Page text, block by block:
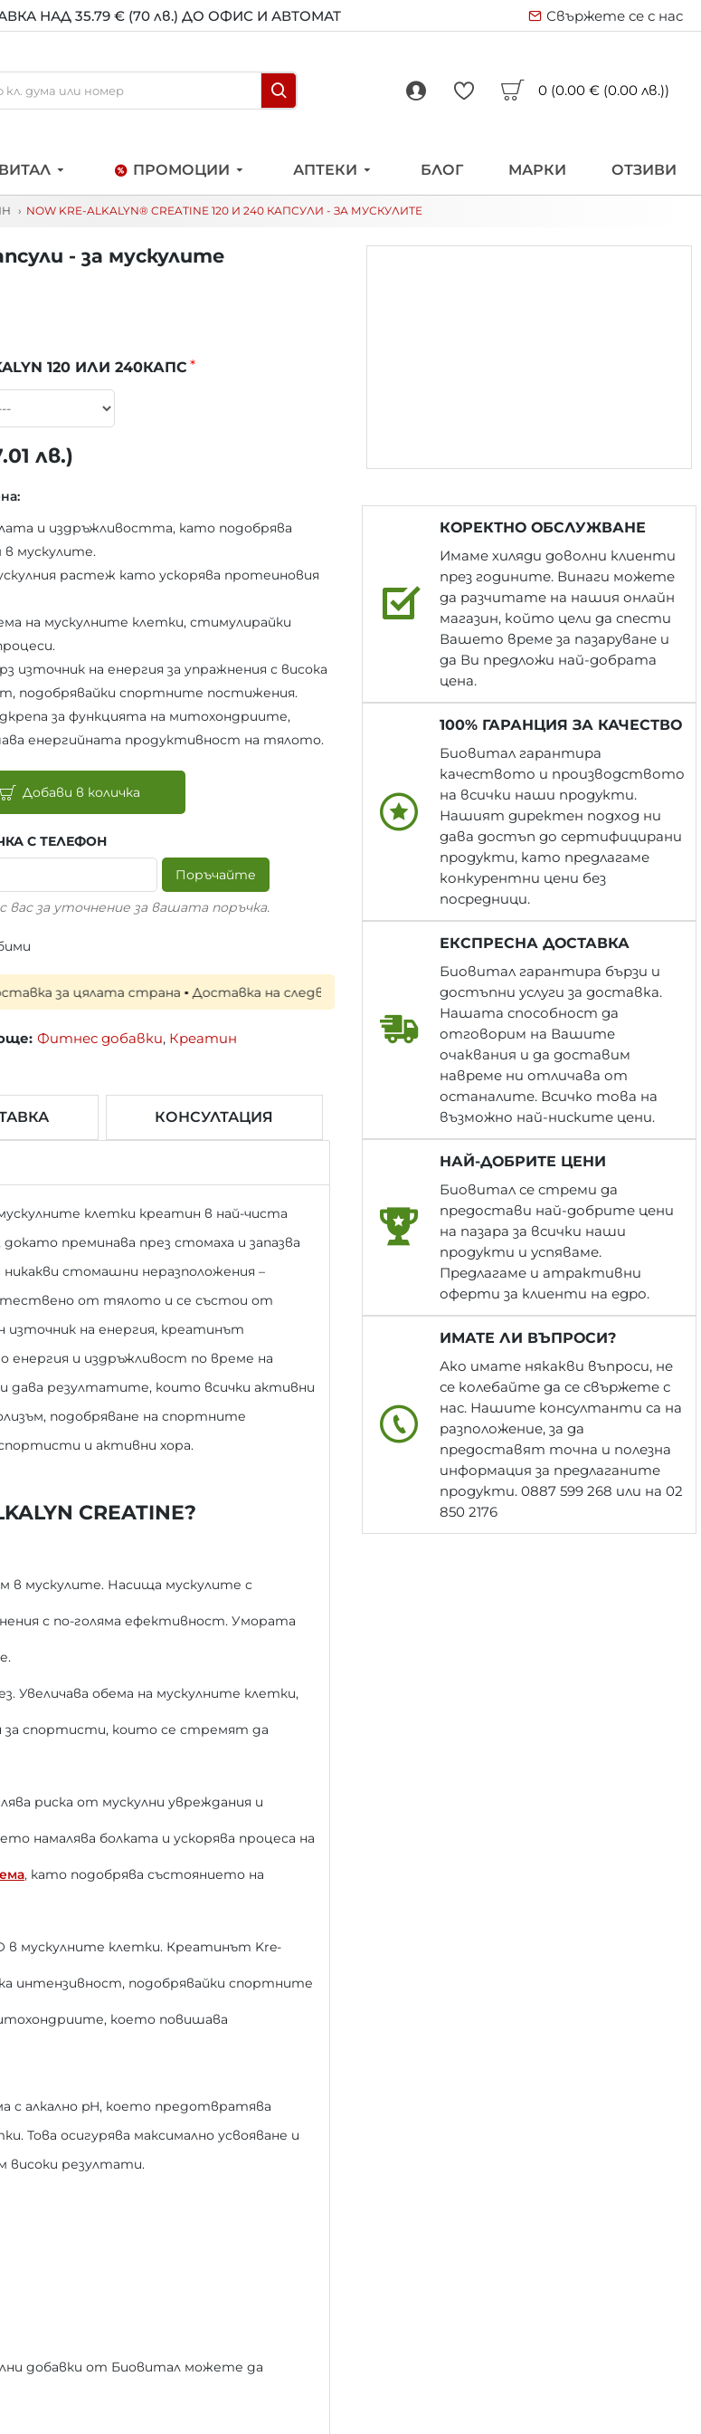
НАД 35.79 € (70 лв.) ДО ОФИС И АВТОМАТ Свържете се с нас
0 (0.00 € (0.00 лв.))
ПРОМОЦИИ АПТЕКИ БЛОГ МАРКИ ОТЗИВИ
NOW KRE-ALKALYN® CREATINE 120 И 240 КАПСУЛИ - ЗА МУСКУЛИТЕ
- за мускулите
лв.)
120 ИЛИ 240КАПС
и издръжливостта, като подобрява
мускулите.
растеж като ускорява протеиновия
на мускулните клетки, стимулирайки
източник на енергия за упражнения с висока
подобрявайки спортните постижения.
за функцията на митохондриите,
енергийната продуктивност на тялото.
Добави в количка
С ТЕЛЕФОН
Поръчайте
за уточнение за вашата поръчка.
цялата страна ▪ Доставка на следващия работен ден при поръчка до 17:00 ч. ▪ Всяка пратка
Фитнес добавки, Креатин
КОНСУЛТАЦИЯ
клетки креатин в най-чиста
преминава през стомаха и запазва
стомашни неразположения –
от тялото и се състои от
източник на енергия, креатинът
и издръжливост по време на
дава резултатите, които всички активни
подобряване на спортните
и активни хора.
CREATINE?
в мускулите. Насища мускулите с
с по-голяма ефективност. Умората
Увеличава обема на мускулните клетки,
за спортисти, които се стремят да
риска от мускулни увреждания и
намалява болката и ускорява процеса на
, като подобрява състоянието на
в мускулните клетки. Креатинът Kre-
интензивност, подобрявайки спортните
което повишава
с алкално pH, което предотвратява
осигурява максимално усвояване и
високи резултати.
добавки от Биовитал можете да
КОРЕКТНО ОБСЛУЖВАНЕ
Имаме хиляди доволни клиенти
през годините. Винаги можете
да разчитате на нашия онлайн
магазин, който цели да спести
Вашето време за пазаруване и
да Ви предложи най-добрата
цена.
100% ГАРАНЦИЯ ЗА КАЧЕСТВО
Биовитал гарантира
качеството и производството
на всички наши продукти.
Нашият директен подход ни
дава достъп до сертифицирани
продукти, като предлагаме
конкурентни цени без
посредници.
ЕКСПРЕСНА ДОСТАВКА
Биовитал гарантира бързи и
достъпни услуги за доставка.
Нашата способност да
отговорим на Вашите
очаквания и да доставим
навреме ни отличава от
останалите. Всичко това на
възможно най-ниските цени.
НАЙ-ДОБРИТЕ ЦЕНИ
Биовитал се стреми да
предостави най-добрите цени
на пазара за всички наши
продукти и успяваме.
Предлагаме и атрактивни
оферти за клиенти на едро.
ИМАТЕ ЛИ ВЪПРОСИ?
Ако имате някакви въпроси, не
се колебайте да се свържете с
нас. Нашите консултанти са на
разположение, за да
предоставят точна и полезна
информация за предлаганите
продукти. 0887 599 268 или на 02
850 2176